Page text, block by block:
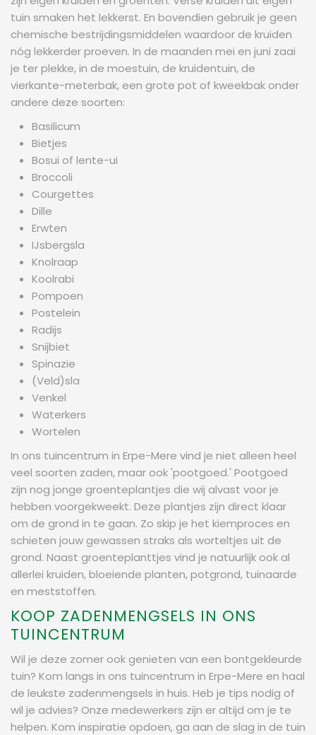
tuin smaken het lekkerst. En bovendien gebruik je geen
chemische bestrijdingsmiddelen waardoor de kruiden
nóg lekkerder proeven. In de maanden mei en juni zaai
je ter plekke, in de moestuin, de kruidentuin, de
vierkante-meterbak, een grote pot of kweekbak onder
andere deze soorten:
Basilicum
Bietjes
Bosui of lente-ui
Broccoli
Courgettes
Dille
Erwten
IJsbergsla
Knolraap
Koolrabi
Pompoen
Postelein
Radijs
Snijbiet
Spinazie
(Veld)sla
Venkel
Waterkers
Wortelen
In ons tuincentrum in Erpe-Mere vind je niet alleen heel
veel soorten zaden, maar ook 'pootgoed.' Pootgoed
zijn nog jonge groenteplantjes die wij alvast voor je
hebben voorgekweekt. Deze plantjes zijn direct klaar
om de grond in te gaan. Zo skip je het kiemproces en
schieten jouw gewassen straks als worteltjes uit de
grond. Naast groenteplanttjes vind je natuurlijk ook al
allerlei kruiden, bloeiende planten, potgrond, tuinaarde
en meststoffen.
KOOP ZADENMENGSELS IN ONS
TUINCENTRUM
Wil je deze zomer ook genieten van een bontgekleurde
tuin? Kom langs in ons tuincentrum in Erpe-Mere en haal
de leukste zadenmengsels in huis. Heb je tips nodig of
wil je advies? Onze medewerkers zijn er altijd om je te
helpen. Kom inspiratie opdoen, ga aan de slag in de tuin